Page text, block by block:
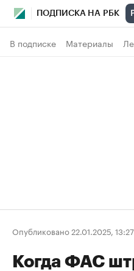
ПОДПИСКА НА РБК
В подписке Материалы
Опубликовано 22.01.2025, 13:27
Когда ФАС